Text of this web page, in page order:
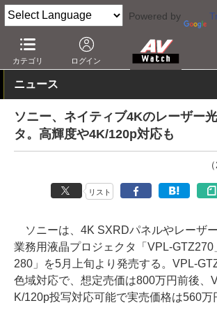
Powered by
カテゴリ ログイン
AV Watch 製品 プロジェクタ ソニー
ニュース
ソニー、ネイティブ4Kのレーザー
タ。高輝度や4K/120p対応も
リスト
ソニーは、4K SXRDパネルやレーザ
業務用液晶プロジェクタ「VPL-GTZ270
280」を5月上旬より発売する。VPL-
色域対応で、想定売価は800万円前後、
K/120p投写対応可能で実売価格は560万